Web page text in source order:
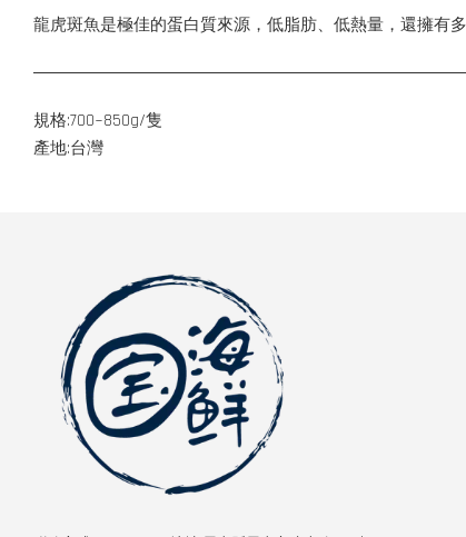
龍虎斑魚是極佳的蛋白質來源，低脂肪、低熱量，還擁有
規格:700~850g/隻
產地:台灣